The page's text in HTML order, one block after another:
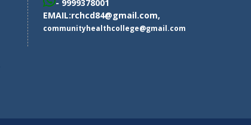
- 9999378001
EMAIL:rchcd84@gmail.com,
communityhealthcollege@gmail.com